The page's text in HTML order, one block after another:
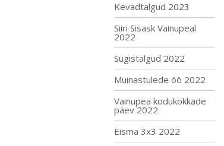
Kevadtalgud 2023
Siiri Sisask Vainupeal
2022
Sügistalgud 2022
Muinastulede öö 2022
Vainupea kodukokkade
päev 2022
Eisma 3x3 2022